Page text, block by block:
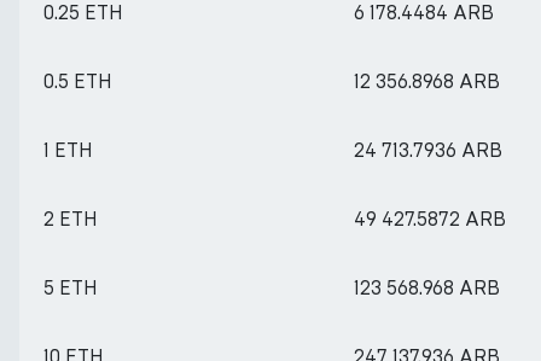
0.25 ETH 6 178.4484 ARB
0.5 ETH 12 356.8968 ARB
1 ETH 24 713.7936 ARB
2 ETH 49 427.5872 ARB
5 ETH 123 568.968 ARB